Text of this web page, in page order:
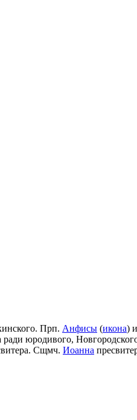
Прп. Анфисы (икона)
юродивого,
Сщмч. Иоанна